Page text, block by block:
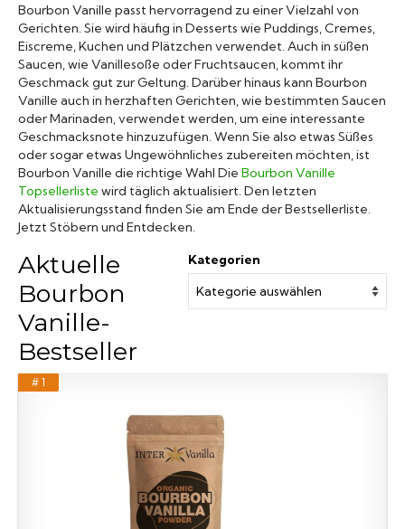
Bourbon Vanille passt hervorragend zu einer Vielzahl von
Gerichten. Sie wird häufig in Desserts wie Puddings, Cremes,
Eiscreme, Kuchen und Plätzchen verwendet. Auch in süßen
Saucen, wie Vanillesoße oder Fruchtsaucen, kommt ihr
Geschmack gut zur Geltung. Darüber hinaus kann Bourbon
Vanille auch in herzhaften Gerichten, wie bestimmten Saucen
oder Marinaden, verwendet werden, um eine interessante
Geschmacksnote hinzuzufügen. Wenn Sie also etwas Süßes
oder sogar etwas Ungewöhnliches zubereiten möchten, ist
Bourbon Vanille die richtige Wahl Die Bourbon Vanille
Topsellerliste wird täglich aktualisiert. Den letzten
Aktualisierungsstand finden Sie am Ende der Bestsellerliste.
Jetzt Stöbern und Entdecken.
Kategorien
Aktuelle
Bourbon
Vanille-
Bestseller
# 1